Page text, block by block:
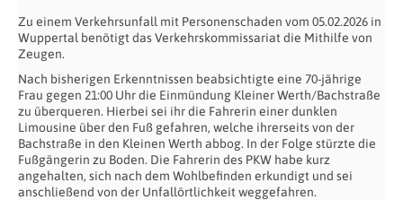
Zu einem Verkehrsunfall mit Personenschaden vom 05.02.2026 in
Wuppertal benötigt das Verkehrskommissariat die Mithilfe von
Zeugen.
Nach bisherigen Erkenntnissen beabsichtigte eine 70-jährige
Frau gegen 21:00 Uhr die Einmündung Kleiner Werth/Bachstraße
zu überqueren. Hierbei sei ihr die Fahrerin einer dunklen
Limousine über den Fuß gefahren, welche ihrerseits von der
Bachstraße in den Kleinen Werth abbog. In der Folge stürzte die
Fußgängerin zu Boden. Die Fahrerin des PKW habe kurz
angehalten, sich nach dem Wohlbefinden erkundigt und sei
anschließend von der Unfallörtlichkeit weggefahren.